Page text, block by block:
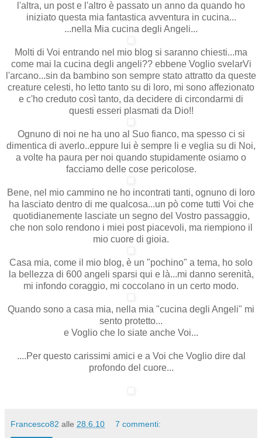
l'altra, un post e l'altro è passato un anno da quando ho
iniziato questa mia fantastica avventura in cucina...
...nella Mia cucina degli Angeli...
Molti di Voi entrando nel mio blog si saranno chiesti...ma
come mai la cucina degli angeli?? ebbene Voglio svelarVi
l'arcano...sin da bambino son sempre stato attratto da queste
creature celesti, ho letto tanto su di loro, mi sono affezionato
e c'ho creduto così tanto, da decidere di circondarmi di
questi esseri plasmati da Dio!!
Ognuno di noi ne ha uno al Suo fianco, ma spesso ci si
dimentica di averlo..eppure lui è sempre li e veglia su di Noi,
a volte ha paura per noi quando stupidamente osiamo o
facciamo delle cose pericolose.
Bene, nel mio cammino ne ho incontrati tanti, ognuno di loro
ha lasciato dentro di me qualcosa...un pò come tutti Voi che
quotidianemente lasciate un segno del Vostro passaggio,
che non solo rendono i miei post piacevoli, ma riempiono il
mio cuore di gioia.
Casa mia, come il mio blog, è un "pochino" a tema, ho solo
la bellezza di 600 angeli sparsi qui e là...mi danno serenità,
mi infondo coraggio, mi coccolano in un certo modo.
Quando sono a casa mia, nella mia "cucina degli Angeli" mi
sento protetto...
e Voglio che lo siate anche Voi...
....Per questo carissimi amici e a Voi che Voglio dire dal
profondo del cuore...
Francesco82 alle 28.6.10 7 commenti: